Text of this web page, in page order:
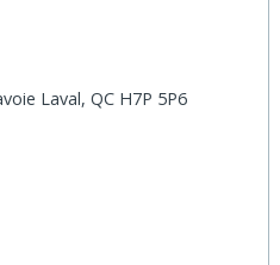
Laval, QC H7P 5P6